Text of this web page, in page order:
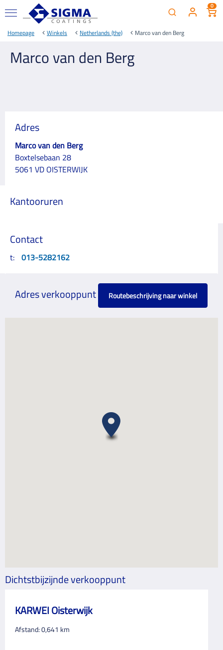
0
Homepage Winkels Netherlands (the) Marco van den Berg
Marco van den Berg
Adres
Marco van den Berg
Boxtelsebaan 28
5061 VD OISTERWIJK
Kantooruren
Contact
t: 013-5282162
Adres verkooppunt Routebeschrijving naar winkel
Dichtstbijzijnde verkooppunt
KARWEI Oisterwijk
Afstand:0,641 km